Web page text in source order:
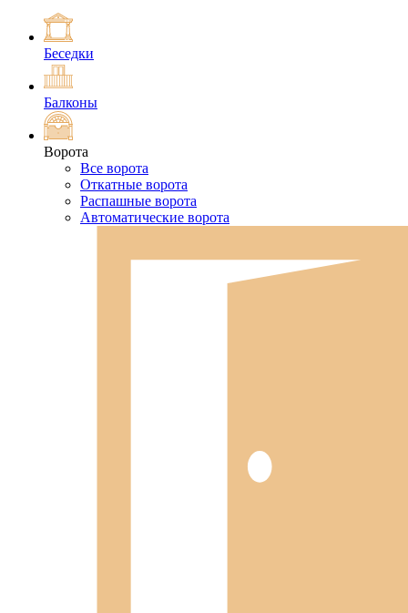
Беседки
Балконы
Ворота
Все ворота
Откатные ворота
Распашные ворота
Автоматические ворота